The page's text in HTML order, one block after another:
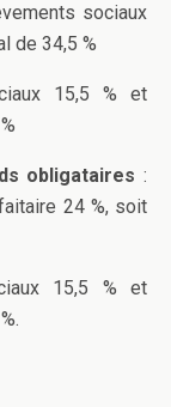
sociaux
de 34,5 %
15,5 % et
obligataires :
24 %, soit
15,5 % et